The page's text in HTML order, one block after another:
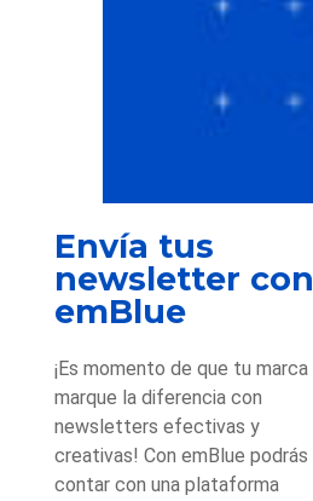
Envía tus
newsletter con
emBlue
¡Es momento de que tu marca
marque la diferencia con
newsletters efectivas y
creativas! Con emBlue podrás
contar con una plataforma